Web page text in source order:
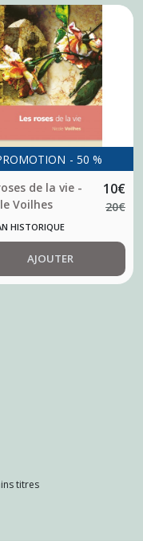
- 50 %
de la vie -
Voilhes
10€
20€
HISTORIQUE
AJOUTER
titres